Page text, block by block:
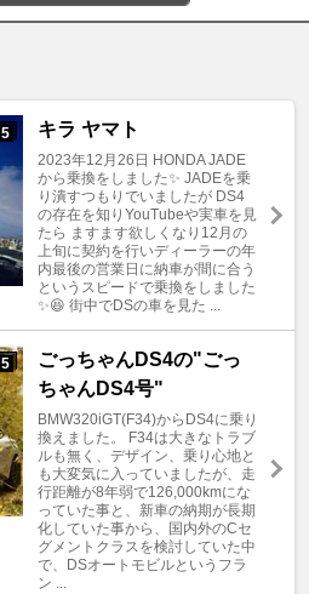
5 キラ ヤマト
2023年12月26日 HONDA JADE
から乗換をしました✨ JADEを乗
り潰すつもりでいましたが DS4
の存在を知りYouTubeや実車を見
たら ますます欲しくなり12月の
上旬に契約を行いディーラーの年
内最後の営業日に納車が間に合う
というスピードで乗換をしました
✨😆 街中でDSの車を見た ...
5
ごっちゃんDS4の"ごっ
ちゃんDS4号"
BMW320iGT(F34)からDS4に乗り
換えました。 F34は大きなトラブ
ルも無く、デザイン、乗り心地と
も大変気に入っていましたが、走
行距離が8年弱で126,000kmにな
っていた事と、新車の納期が長期
化していた事から、国内外のCセ
グメントクラスを検討していた中
で、DSオートモビルというフラ
ン ...